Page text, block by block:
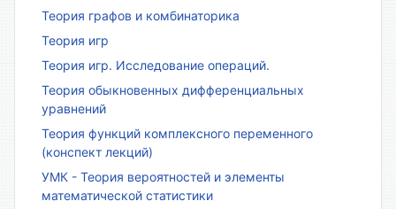
Теория графов и комбинаторика
Теория игр
Теория игр. Исследование операций.
Теория обыкновенных дифференциальных
уравнений
Теория функций комплексного переменного
(конспект лекций)
УМК - Теория вероятностей и элементы
математической статистики